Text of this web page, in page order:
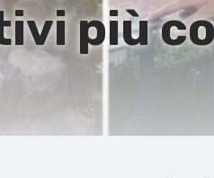
più